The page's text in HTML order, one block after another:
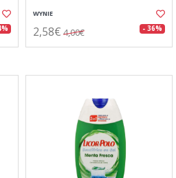
WYNIE
2,58€ 4,00€ - 36%